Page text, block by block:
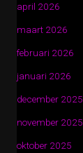
april 2026
maart 2026
februari 2026
januari 2026
december 2025
november 2025
oktober 2025